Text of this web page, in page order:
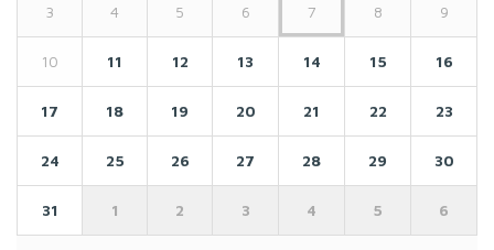
3 4 5 6 7 8 9
10 11 12 13 14 15 16
17 18 19 20 21 22 23
24 25 26 27 28 29 30
31 1 2 3 4 5 6